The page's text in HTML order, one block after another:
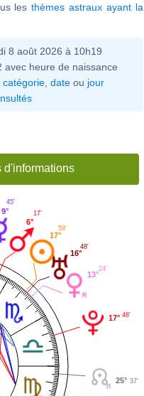
lesthèmes astraux ayant la
8 août 2026 à 10h19
avec heure de naissance
catégorie date ou jour
d'informations
17° 48'
13°
24'
16°
48'
17°
59'
6°
17'
9°
45'
25° 37'